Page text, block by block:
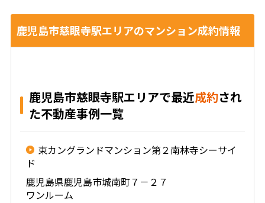
鹿児島市慈眼寺駅エリアのマンション成約情報
鹿児島市慈眼寺駅エリアで最近成約され
た不動産事例一覧
東カングランドマンション第２南林寺シーサイ
ド
鹿児島県鹿児島市城南町７－２７
ワンルーム